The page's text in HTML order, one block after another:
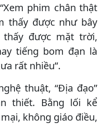
phim chân thật
thấy được như bây
được mặt trời,
tiếng bom đạn là
rất nhiều”.
thuật, “Địa đạo”
thiết. Bằng lối kể
không giáo điều,